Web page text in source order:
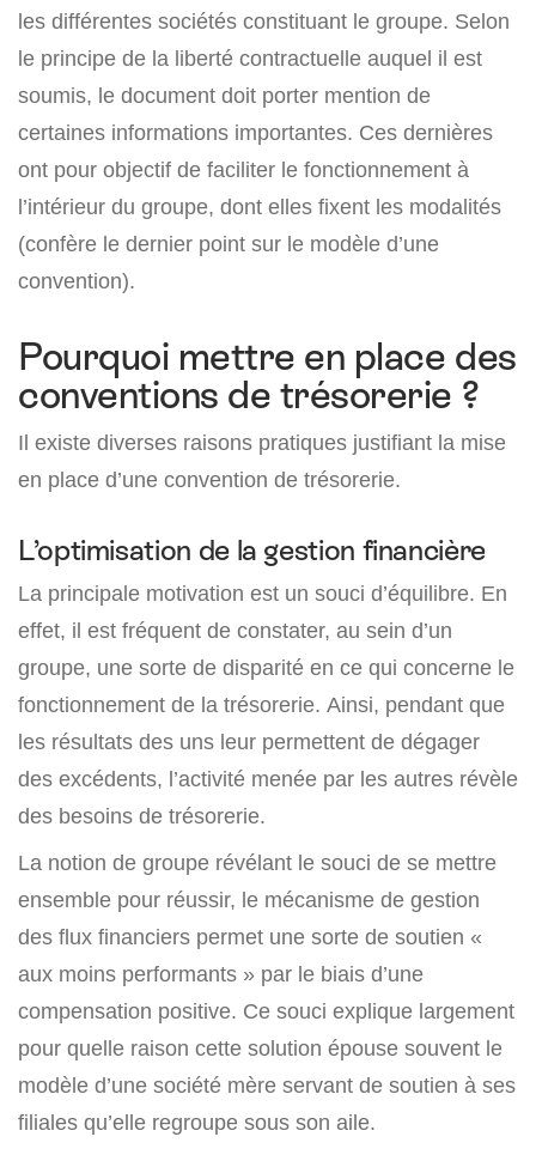
les différentes sociétés constituant le groupe. Selon
le principe de la liberté contractuelle auquel il est
soumis, le document doit porter mention de
certaines informations importantes. Ces dernières
ont pour objectif de faciliter le fonctionnement à
l’intérieur du groupe, dont elles fixent les modalités
(confère le dernier point sur le modèle d’une
convention).
Pourquoi mettre en place des
conventions de trésorerie ?
Il existe diverses raisons pratiques justifiant la mise
en place d’une convention de trésorerie.
L’optimisation de la gestion financière
La principale motivation est un souci d’équilibre. En
effet, il est fréquent de constater, au sein d’un
groupe, une sorte de disparité en ce qui concerne le
fonctionnement de la trésorerie. Ainsi, pendant que
les résultats des uns leur permettent de dégager
des excédents, l’activité menée par les autres révèle
des besoins de trésorerie.
La notion de groupe révélant le souci de se mettre
ensemble pour réussir, le mécanisme de gestion
des flux financiers permet une sorte de soutien «
aux moins performants » par le biais d’une
compensation positive. Ce souci explique largement
pour quelle raison cette solution épouse souvent le
modèle d’une société mère servant de soutien à ses
filiales qu’elle regroupe sous son aile.